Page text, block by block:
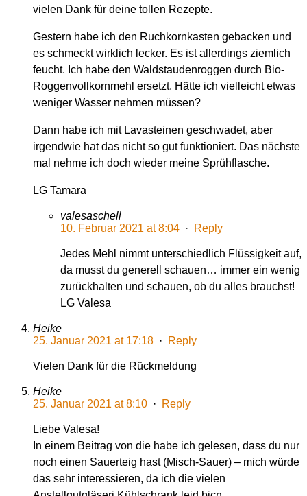
vielen Dank für deine tollen Rezepte.
Gestern habe ich den Ruchkornkasten gebacken und
es schmeckt wirklich lecker. Es ist allerdings ziemlich
feucht. Ich habe den Waldstaudenroggen durch Bio-
Roggenvollkornmehl ersetzt. Hätte ich vielleicht etwas
weniger Wasser nehmen müssen?
Dann habe ich mit Lavasteinen geschwadet, aber
irgendwie hat das nicht so gut funktioniert. Das nächste
mal nehme ich doch wieder meine Sprühflasche.
LG Tamara
valesaschell
10. Februar 2021 at 8:04 · Reply
Jedes Mehl nimmt unterschiedlich Flüssigkeit auf,
da musst du generell schauen… immer ein wenig
zurückhalten und schauen, ob du alles brauchst!
LG Valesa
Heike
25. Januar 2021 at 17:18 · Reply
Vielen Dank für die Rückmeldung
Heike
25. Januar 2021 at 8:10 · Reply
Liebe Valesa!
In einem Beitrag von die habe ich gelesen, dass du nur
noch einen Sauerteig hast (Misch-Sauer) – mich würde
das sehr interessieren, da ich die vielen